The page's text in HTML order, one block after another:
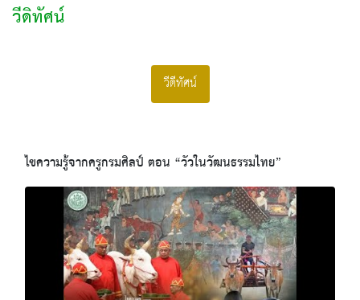
วีดิทัศน์
วีดีทัศน์
ไขความรู้จากครูกรมศิลป์ ตอน “วัวในวัฒนธรรมไทย”